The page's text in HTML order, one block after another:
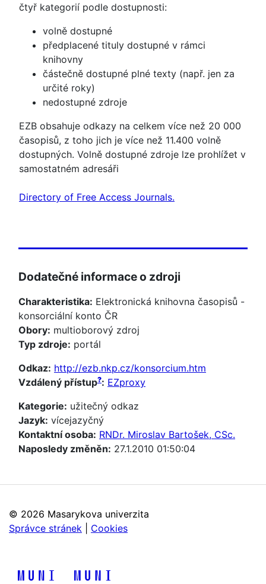
čtyř kategorií podle dostupnosti:
volně dostupné
předplacené tituly dostupné v rámci
knihovny
částečně dostupné plné texty (např. jen za
určité roky)
nedostupné zdroje
EZB obsahuje odkazy na celkem více než 20 000
časopisů, z toho jich je více než 11.400 volně
dostupných. Volně dostupné zdroje lze prohlížet v
samostatném adresáři
Directory of Free Access Journals.
Dodatečné informace o zdroji
Charakteristika: Elektronická knihovna časopisů -
konsorciální konto ČR
Obory: multioborový zdroj
Typ zdroje: portál
Odkaz: http://ezb.nkp.cz/konsorcium.htm
Vzdálený přístup?: EZproxy
Kategorie: užitečný odkaz
Jazyk: vícejazyčný
Kontaktní osoba: RNDr. Miroslav Bartošek, CSc.
Naposledy změněn: 27.1.2010 01:50:04
© 2026 Masarykova univerzita
Správce stránek
Cookies